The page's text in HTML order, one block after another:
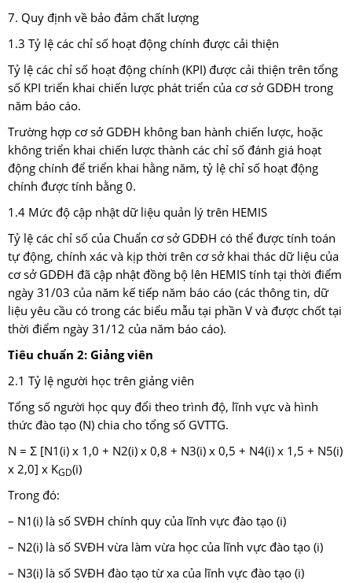
7. Quy định về bảo đảm chất lượng
1.3 Tỷ lệ các chỉ số hoạt động chính được cải thiện
Tỷ lệ các chỉ số hoạt động chính (KPI) được cải thiện trên tổng
số KPI triển khai chiến lược phát triển của cơ sở GDĐH trong
năm báo cáo.
Trường hợp cơ sở GDĐH không ban hành chiến lược, hoặc
không triển khai chiến lược thành các chỉ số đánh giá hoạt
động chính để triển khai hằng năm, tỷ lệ chỉ số hoạt động
chính được tính bằng 0.
1.4 Mức độ cập nhật dữ liệu quản lý trên HEMIS
Tỷ lệ các chỉ số của Chuẩn cơ sở GDĐH có thể được tính toán
tự động, chính xác và kịp thời trên cơ sở khai thác dữ liệu của
cơ sở GDĐH đã cập nhật đồng bộ lên HEMIS tính tại thời điểm
ngày 31/03 của năm kế tiếp năm báo cáo (các thông tin, dữ
liệu yêu cầu có trong các biểu mẫu tại phần V và được chốt tại
thời điểm ngày 31/12 của năm báo cáo).
Tiêu chuẩn 2: Giảng viên
2.1 Tỷ lệ người học trên giảng viên
Tổng số người học quy đổi theo trình độ, lĩnh vực và hình
thức đào tạo (N) chia cho tổng số GVTTG.
N = Ʃ [N1(i) x 1,0 + N2(i) x 0,8 + N3(i) x 0,5 + N4(i) x 1,5 + N5(i)
x 2,0] x KGD(i)
Trong đó:
– N1(i) là số SVĐH chính quy của lĩnh vực đào tạo (i)
– N2(i) là số SVĐH vừa làm vừa học của lĩnh vực đào tạo (i)
– N3(i) là số SVĐH đào tạo từ xa của lĩnh vực đào tạo (i)